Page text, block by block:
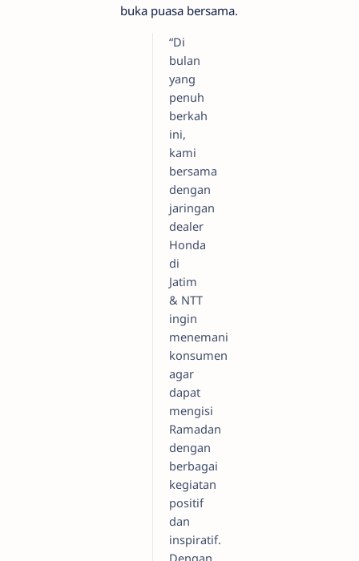
buka puasa bersama.
“Di
bulan
yang
penuh
berkah
ini,
kami
bersama
dengan
jaringan
dealer
Honda
di
Jatim
& NTT
ingin
menemani
konsumen
agar
dapat
mengisi
Ramadan
dengan
berbagai
kegiatan
positif
dan
inspiratif.